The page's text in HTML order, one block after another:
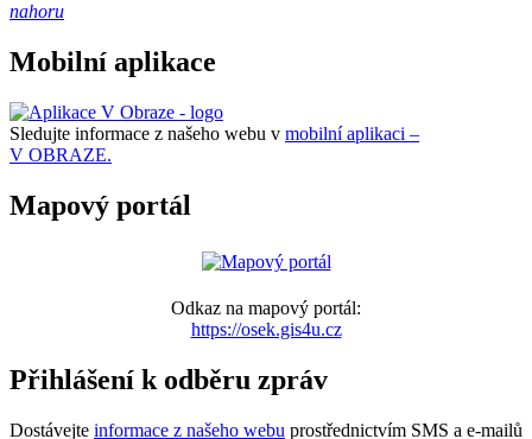
nahoru
Mobilní aplikace
Sledujte informace z našeho webu v mobilní aplikaci –
V OBRAZE.
Mapový portál
Odkaz na mapový portál:
https://osek.gis4u.cz
Přihlášení k odběru zpráv
Dostávejte informace z našeho webu prostřednictvím SMS a e-mailů